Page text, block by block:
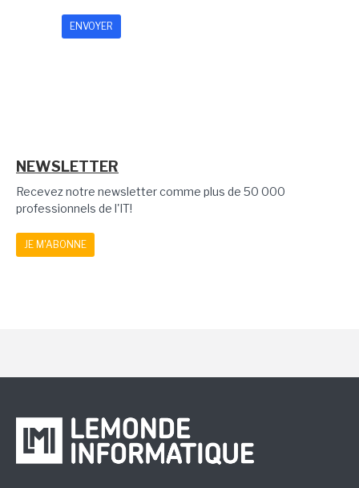
NEWSLETTER
Recevez notre newsletter comme plus de 50 000
professionnels de l'IT!
JE M'ABONNE